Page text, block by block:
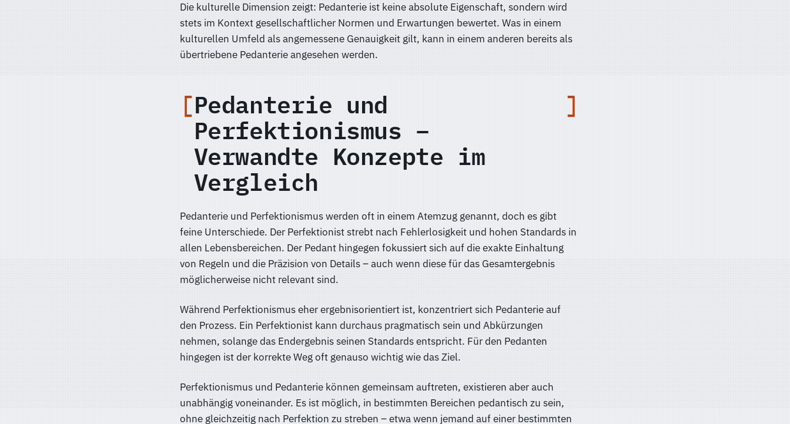
Die kulturelle Dimension zeigt: Pedanterie ist keine absolute Eigenschaft, sondern wird
stets im Kontext gesellschaftlicher Normen und Erwartungen bewertet. Was in einem
kulturellen Umfeld als angemessene Genauigkeit gilt, kann in einem anderen bereits als
übertriebene Pedanterie angesehen werden.
Pedanterie und
Perfektionismus –
Verwandte Konzepte im
Vergleich
Pedanterie und Perfektionismus werden oft in einem Atemzug genannt, doch es gibt
feine Unterschiede. Der Perfektionist strebt nach Fehlerlosigkeit und hohen Standards in
allen Lebensbereichen. Der Pedant hingegen fokussiert sich auf die exakte Einhaltung
von Regeln und die Präzision von Details – auch wenn diese für das Gesamtergebnis
möglicherweise nicht relevant sind.
Während Perfektionismus eher ergebnisorientiert ist, konzentriert sich Pedanterie auf
den Prozess. Ein Perfektionist kann durchaus pragmatisch sein und Abkürzungen
nehmen, solange das Endergebnis seinen Standards entspricht. Für den Pedanten
hingegen ist der korrekte Weg oft genauso wichtig wie das Ziel.
Perfektionismus und Pedanterie können gemeinsam auftreten, existieren aber auch
unabhängig voneinander. Es ist möglich, in bestimmten Bereichen pedantisch zu sein,
ohne gleichzeitig nach Perfektion zu streben – etwa wenn jemand auf einer bestimmten